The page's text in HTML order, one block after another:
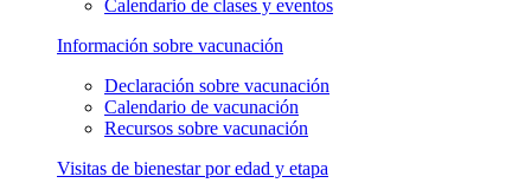
Calendario de clases y eventos
Información sobre vacunación
Declaración sobre vacunación
Calendario de vacunación
Recursos sobre vacunación
Visitas de bienestar por edad y etapa